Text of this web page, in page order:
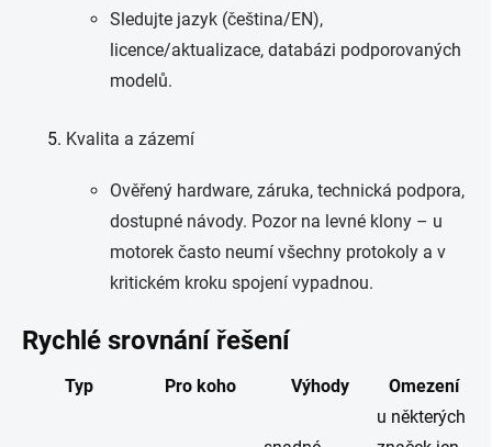
Sledujte jazyk (čeština/EN),
licence/aktualizace, databázi podporovaných
modelů.
Kvalita a zázemí
Ověřený hardware, záruka, technická podpora,
dostupné návody. Pozor na levné klony – u
motorek často neumí všechny protokoly a v
kritickém kroku spojení vypadnou.
Rychlé srovnání řešení
Typ Pro koho Výhody Omezení
u některých